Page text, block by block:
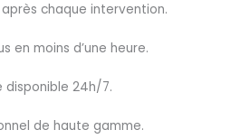
chaque intervention.
en moins d’une heure.
disponible 24h/7.
de haute gamme.